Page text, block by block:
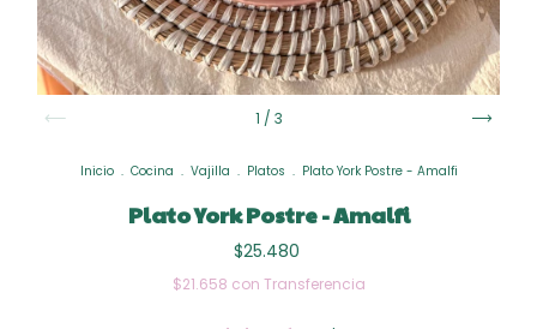
1 / 3
Inicio . Cocina . Vajilla . Platos . Plato York Postre - Amalfi
Plato York Postre - Amalfi
$25.480
$21.658 con Transferencia